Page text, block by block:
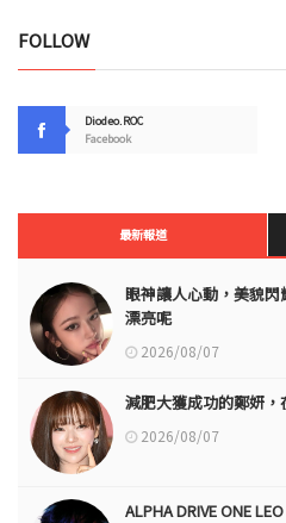
FOLLOW
Diodeo.ROC
Facebook
最新報道
眼神讓人心動，美貌
漂亮呢
2026/08/07
減肥大獲成功的鄭妍，
2026/08/07
ALPHA DRIVE ONE